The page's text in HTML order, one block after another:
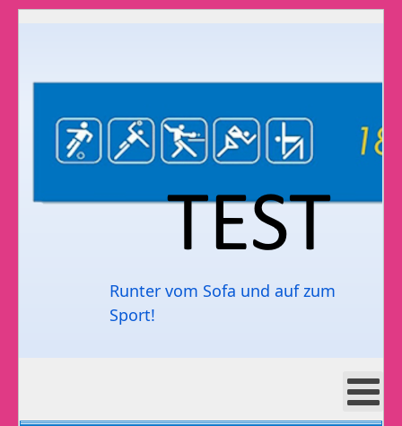
Runter vom Sofa und auf zum
Sport!